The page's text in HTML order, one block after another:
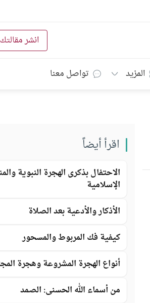
انشر مقالتك
المزيد تواصل معنا
اقرأ أيضاً
الاحتفال بذكرى الهجرة النبوية
الإسلامية
الأذكار والأدعية بعد الصلاة
كيفية فك المربوط والمسحور
أنواع الهجرة المشروعة وهجرة
من أسماء الله الحسنى: الصمد